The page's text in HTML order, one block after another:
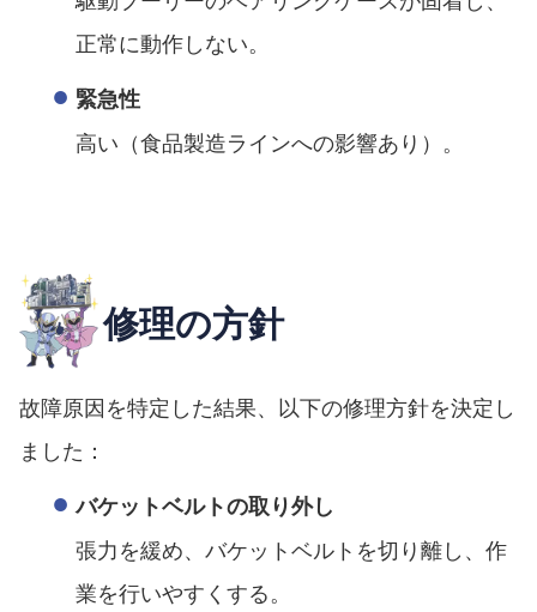
正常に動作しない。
緊急性
高い（食品製造ラインへの影響あり）。
修理の方針
故障原因を特定した結果、以下の修理方針を決定し
ました：
バケットベルトの取り外し
張力を緩め、バケットベルトを切り離し、作
業を行いやすくする。